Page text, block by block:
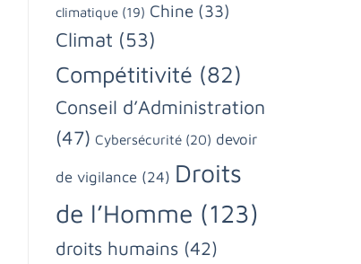
climatique (19) Chine (33)
Climat (53)
Compétitivité (82)
Conseil d’Administration
(47) Cybersécurité (20) devoir
de vigilance (24) Droits
de l’Homme (123)
droits humains (42)